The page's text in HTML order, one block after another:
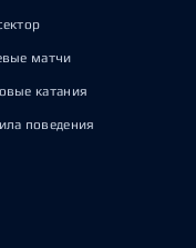
матчи
катания
поведения